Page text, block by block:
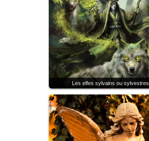
Les elfes sylvains ou sylvestres